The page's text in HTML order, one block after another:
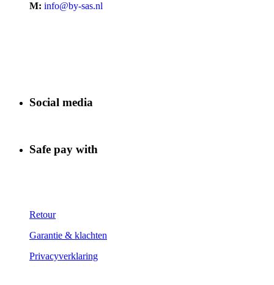
M: info@by-sas.nl
Social media
Safe pay with
Retour
Garantie & klachten
Privacyverklaring